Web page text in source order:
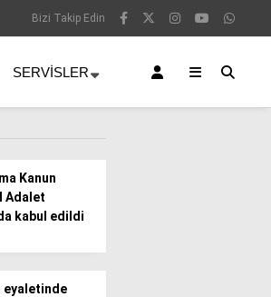
Bizi Takip Edin
SERVISLER
Kanun
Adalet
kabul edildi
eyaletinde